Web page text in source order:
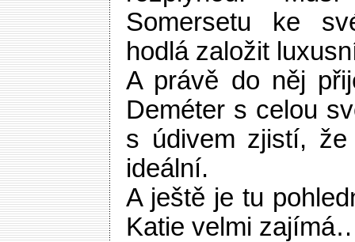
Somersetu ke
hodlá založit
A právě do něj
Deméter s celou
s údivem zjistí,
ideální.
A ještě je tu
Katie velmi